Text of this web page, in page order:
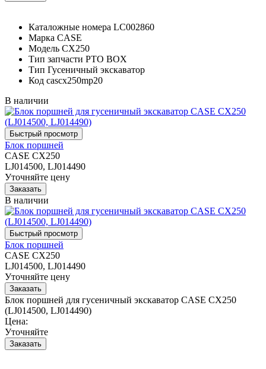
Каталожные номера LC002860
Марка CASE
Модель CX250
Тип запчасти PTO BOX
Тип Гусеничный экскаватор
Код cascx250mp20
В наличии
Блок поршней
CASE CX250
LJ014500, LJ014490
Уточняйте цену
В наличии
Блок поршней
CASE CX250
LJ014500, LJ014490
Уточняйте цену
Блок поршней для гусеничный экскаватор CASE CX250
(LJ014500, LJ014490)
Цена:
Уточняйте